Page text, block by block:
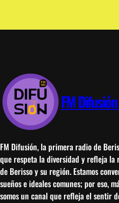
FM
FM Difusión, la primera radio de
que respeta la diversidad y refleja
de Berisso y su región. Estamos
sueños e ideales comunes; por eso,
somos un canal que refleja el sentir